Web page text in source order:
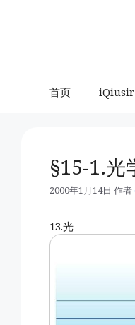
首页 iQiusir
§15-1.光
2000年1月14日 作者
13.光